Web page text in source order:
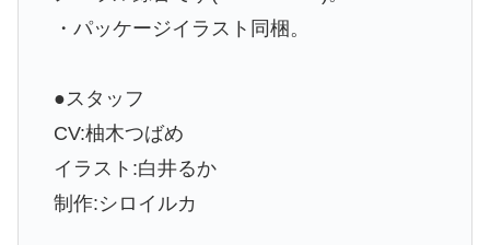
・パッケージイラスト同梱。
●スタッフ
CV:柚木つばめ
イラスト:白井るか
制作:シロイルカ